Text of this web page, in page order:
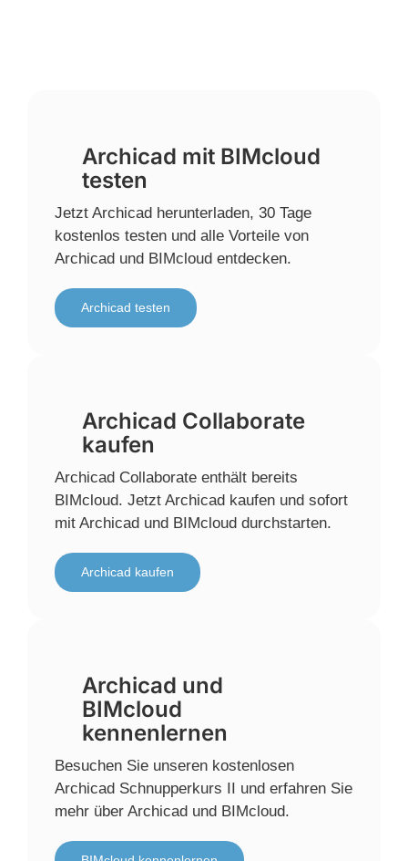
Archicad mit BIMcloud
testen
Jetzt Archicad herunterladen, 30 Tage
kostenlos testen und alle Vorteile von
Archicad und BIMcloud entdecken.
Archicad testen
Archicad Collaborate
kaufen
Archicad Collaborate enthält bereits
BIMcloud. Jetzt Archicad kaufen und sofort
mit Archicad und BIMcloud durchstarten.
Archicad kaufen
Archicad und
BIMcloud
kennenlernen
Besuchen Sie unseren kostenlosen
Archicad Schnupperkurs II und erfahren Sie
mehr über Archicad und BIMcloud.